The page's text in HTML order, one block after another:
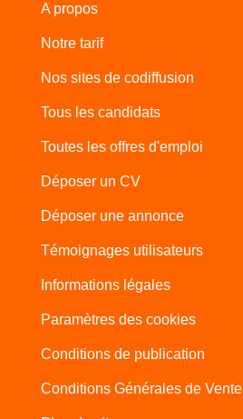
A propos
Notre tarif
Nos sites de codiffusion
Tous les candidats
Toutes les offres d'emploi
Déposer un CV
Déposer une annonce
Témoignages utilisateurs
Informations légales
Paramètres des cookies
Conditions de publication
Conditions Générales de Vente